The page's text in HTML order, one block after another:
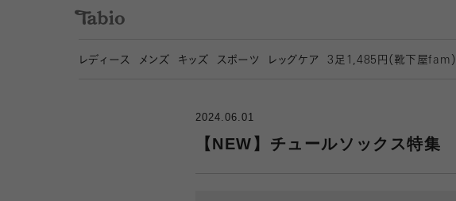
レディース メンズ キッズ スポーツ レッグケア 3 足1,485円（靴下屋fam）
2024.06.01
【NEW】チュールソックス特集